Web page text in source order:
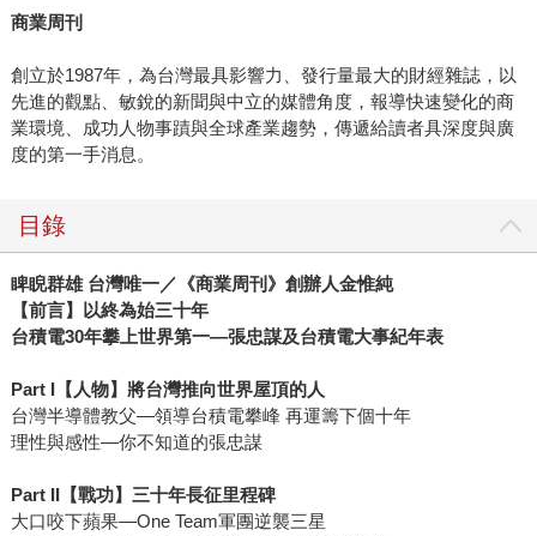
商業周刊
創立於1987年，為台灣最具影響力、發行量最大的財經雜誌，以
先進的觀點、敏銳的新聞與中立的媒體角度，報導快速變化的商
業環境、成功人物事蹟與全球產業趨勢，傳遞給讀者具深度與廣
度的第一手消息。
目錄
睥睨群雄 台灣唯一／《商業周刊》創辦人金惟純
【前言】以終為始三十年
台積電30年攀上世界第一—張忠謀及台積電大事紀年表
Part I【人物】將台灣推向世界屋頂的人
台灣半導體教父—領導台積電攀峰 再運籌下個十年
理性與感性—你不知道的張忠謀
Part II【戰功】三十年長征里程碑
大口咬下蘋果—One Team軍團逆襲三星